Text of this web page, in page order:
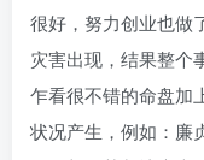
很好，努力创业也做
灾害出现，结果整个
乍看很不错的命盘加
状况产生，例如：廉